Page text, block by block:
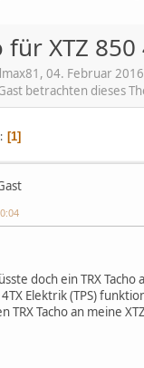
für XTZ 850
04. Februar
betrachten dieses
1
doch ein TRX Tacho
Elektrik (TPS)
TRX Tacho an meine